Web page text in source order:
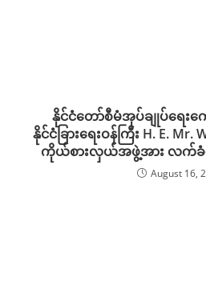
နိုင်ငံတော်စီမံအုပ်ချုပ်ရေးက
နိုင်ငံခြားရေးဝန်ကြီး H. E.
ကိုယ်စားလှယ်အဖွဲ့အား လက်ခံ
August 16,